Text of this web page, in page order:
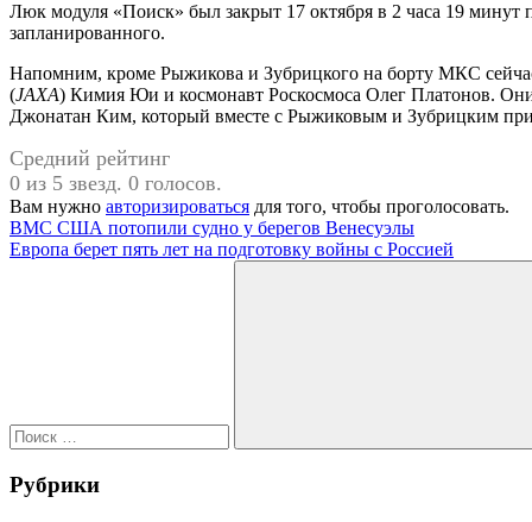
Люк модуля «Поиск» был закрыт 17 октября в 2 часа 19
запланированного.
Напомним, кроме Рыжикова и Зубрицкого на борту МКС
(JAXA) Кимия Юи и космонавт Роскосмоса Олег Платонов.
Джонатан Ким, который вместе с Рыжиковым и Зубрицким
Средний рейтинг
0 из 5 звезд. 0 голосов.
Вам нужно авторизироваться для того, чтобы проголосовать.
Навигация
по
Предыдущая
запись:
ВМС США потопили судно у берегов Венесуэлы
Следующая
Европа берет пять лет на подготовку войны с Россией
Поиск
Рубрики